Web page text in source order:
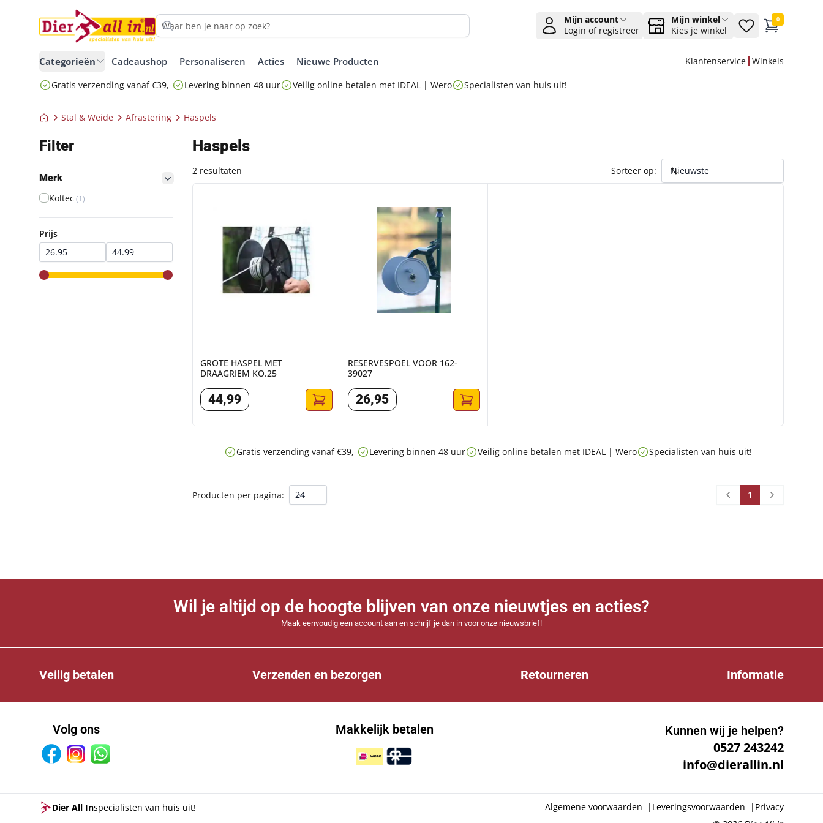
Mijn account
Login of registreer
Mijn winkel
Kies je winkel
0
Categorieën Cadeaushop Personaliseren Acties Nieuwe Producten Klantenservice Winkels
Gratis verzending vanaf €39,- Levering binnen 48 uur Veilig online betalen met IDEAL | Wero Specialisten van huis uit!
Stal & Weide Afrastering Haspels
Filter
Merk
filter button
Koltec (1)
Prijs
Prijs
range slider button range slider button
Haspels
2 resultaten Sorteer op:
GROTE HASPEL MET
DRAAGRIEM KO.25
44,99
RESERVESPOEL VOOR 162-
39027
26,95
Gratis verzending vanaf €39,- Levering binnen 48 uur Veilig online betalen met IDEAL | Wero Specialisten van huis uit!
Producten per pagina: Prev 1 Next
Wil je altijd op de hoogte blijven van onze nieuwtjes en acties?
Maak eenvoudig een account aan en schrijf je dan in voor onze nieuwsbrief!
Veilig betalen Verzenden en bezorgen Retourneren Informatie
Volg ons
FacebookInstagram
Makkelijk betalen Kunnen wij je helpen?
0527 243242
info@dierallin.nl
Dier All Inspecialisten van huis uit! Algemene voorwaarden | Leveringsvoorwaarden | Privacy